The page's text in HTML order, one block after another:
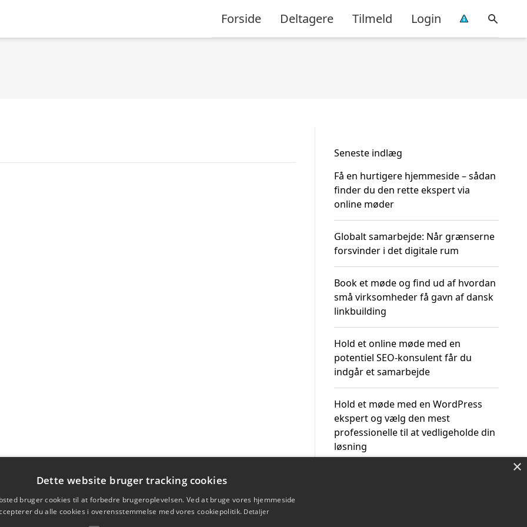
Forside Deltagere Tilmeld Login
Seneste indlæg
Få en hurtigere hjemmeside – sådan
finder du den rette ekspert via
online møder
Globalt samarbejde: Når grænserne
forsvinder i det digitale rum
Book et møde og find ud af hvordan
små virksomheder få gavn af dansk
linkbuilding
Hold et online møde med en
potentiel SEO-konsulent får du
indgår et samarbejde
Hold et møde med en WordPress
ekspert og vælg den mest
professionelle til at vedligeholde din
løsning
×
Dette website bruger tracking cookies
bruger cookies til at forbedre brugeroplevelsen. Ved at bruge vores hjemmeside
du alle cookies i overensstemmelse med vores cookiepolitik. Detaljer